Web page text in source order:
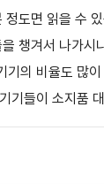
비즈니스
정도면 읽을 수
챙겨서 나가시
기의 비율도 많
기들이 소지품